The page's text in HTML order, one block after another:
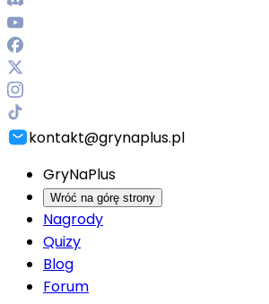
kontakt@grynaplus.pl
GryNaPlus
Wróć na górę strony
Nagrody
Quizy
Blog
Forum